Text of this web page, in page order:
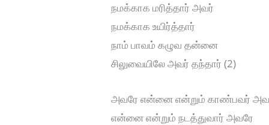
நமக்காக மரித்தார் அவர்
நமக்காக உயிர்த்தார்
நாம் பாவம் கழுவ தன்னை
சிலுவையிலே அவர் தந்தார் (2)
அவரே என்னை என்றும் காண்பவர்
என்னை என்றும் நடத்துவார் அவரே